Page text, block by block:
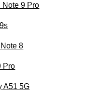
Note 9 Pro
8
Pro
A51 5G